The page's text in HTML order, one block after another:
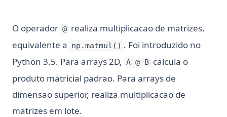
O operador @ realiza multiplicacao de matrizes,
equivalente a np.matmul() . Foi introduzido no
Python 3.5. Para arrays 2D, A @ B calcula o
produto matricial padrao. Para arrays de
dimensao superior, realiza multiplicacao de
matrizes em lote.